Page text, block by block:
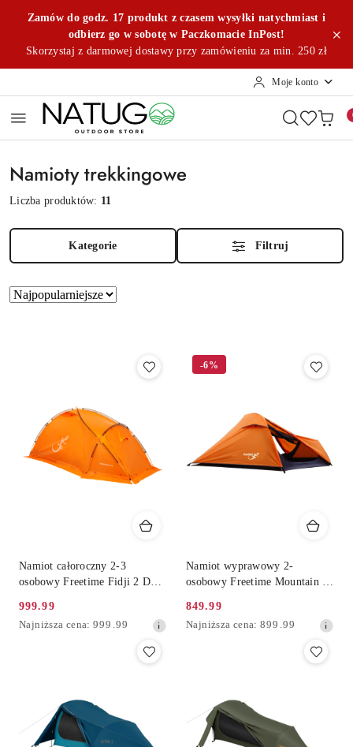
Przejdź do treści głównej
Przejdź do wyszukiwarki
Przejdź do moje konto
Przejdź do menu głównego
Przejdź do stopki
Zamów do godz. 17 produkt z czasem wysyłki natychmiast i
odbierz go w sobotę w Paczkomacie InPost!
Skorzystaj z darmowej dostawy przy zamówieniu za min. 250 zł
Moje konto
Namioty trekkingowe
Liczba produktów: 11
Kategorie Filtruj
Zastosowano
Sortuj
Namiot całoroczny 2-3
osobowy Freetime Fidji 2 DLX
promocyjna:
999.99
Najniższa
Najniższa cena: 999.99
Namiot wyprawowy 2-
osobowy Freetime Mountain 2
promocyjna:
849.99
Najniższa
obniżką
Najniższa cena: 899.99
-6%